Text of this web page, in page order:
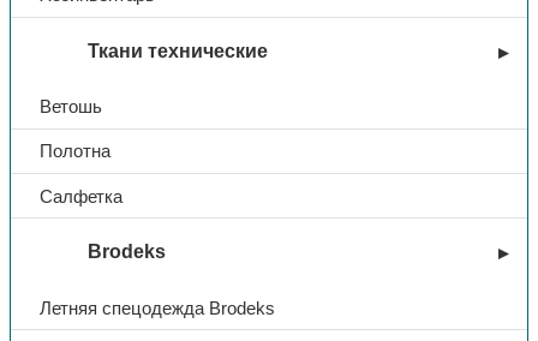
Ткани технические
Ветошь
Полотна
Салфетка
Brodeks
Летняя спецодежда Brodeks